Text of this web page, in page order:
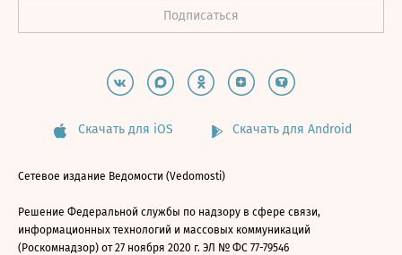
Скачать для iOS Скачать для Android
Сетевое издание Ведомости (Vedomosti)
Решение Федеральной службы по надзору в сфере связи,
информационных технологий и массовых коммуникаций
(Роскомнадзор) от 27 ноября 2020 г. ЭЛ № ФС 77-79546